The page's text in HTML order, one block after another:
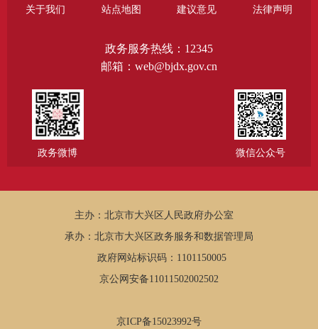
关于我们 站点地图 建议意见 法律声明
政务服务热线：12345
邮箱：web@bjdx.gov.cn
政务微博 微信公众号
主办：北京市大兴区人民政府办公室
承办：北京市大兴区政务服务和数据管理局
政府网站标识码：1101150005
京公网安备11011502002502
京ICP备15023992号